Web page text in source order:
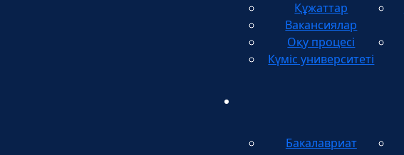
Құжаттар
Вакансиялар
Оқу процесі
Күміс университеті
Бакалавриат